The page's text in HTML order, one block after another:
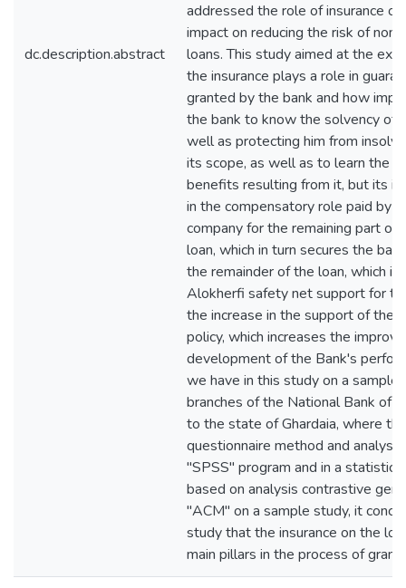
dc.description.abstract
addressed the role of insurance
impact on reducing the risk of
loans. This study aimed at the
the insurance plays a role in
granted by the bank and how
the bank to know the solvency of
well as protecting him from
its scope, as well as to learn the
benefits resulting from it, but its
in the compensatory role paid by
company for the remaining part of
loan, which in turn secures the
the remainder of the loan, which
Alokherfi safety net support for
the increase in the support of the
policy, which increases the
development of the Bank's
we have in this study on a sample
branches of the National Bank of
to the state of Ghardaia, where
questionnaire method and
"SPSS" program and in a
based on analysis contrastive
"ACM" on a sample study, it
study that the insurance on the
main pillars in the process of